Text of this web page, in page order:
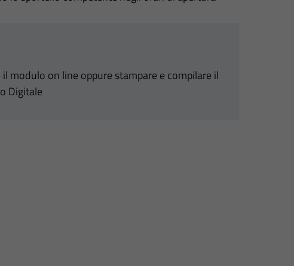
modulo on line oppure stampare e compilare il
Digitale